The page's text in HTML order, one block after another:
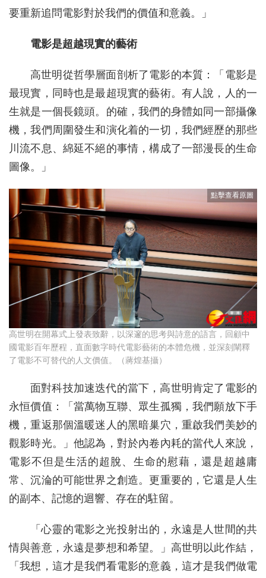
要重新追問電影對於我們的價值和意義。」
電影是超越現實的藝術
高世明從哲學層面剖析了電影的本質：「電影是
最現實，同時也是最超現實的藝術。有人說，人的一
生就是一個長鏡頭。的確，我們的身體如同一部攝像
機，我們周圍發生和演化着的一切，我們經歷的那些
川流不息、綿延不絕的事情，構成了一部漫長的生命
圖像。」
高世明在開幕式上發表致辭，以深邃的思考與詩意的語言，回顧中
國電影百年歷程，直面數字時代電影藝術的本體危機，並深刻闡釋
了電影不可替代的人文價值。（蔣煌基攝）
面對科技加速迭代的當下，高世明肯定了電影的
永恒價值：「當萬物互聯、眾生孤獨，我們願放下手
機，重返那個溫暖迷人的黑暗巢穴，重啟我們美妙的
觀影時光。」他認為，對於內卷內耗的當代人來說，
電影不但是生活的超脫、生命的慰藉，還是超越庸
常、沉淪的可能世界之創造。更重要的，它還是人生
的副本、記憶的迴響、存在的駐留。
「心靈的電影之光投射出的，永遠是人世間的共
情與善意，永遠是夢想和希望。」高世明以此作結，
「我想，這才是我們看電影的意義，這才是我們做電